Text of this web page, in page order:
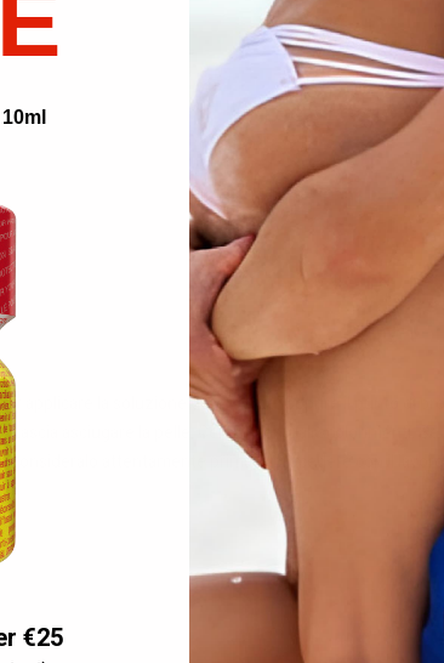
applicare la soluzione detergente. Coprire il punto di
asciugare la pelle. Cerca eventuali scolorimenti.
attentamente prima di procedere con il
€25